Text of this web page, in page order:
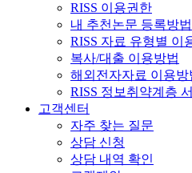
RISS 이용권한
내 추천논문 등록방법
RISS 자료 유형별 이
복사/대출 이용방법
해외전자자료 이용방
RISS 정보취약계층
고객센터
자주 찾는 질문
상담 신청
상담 내역 확인